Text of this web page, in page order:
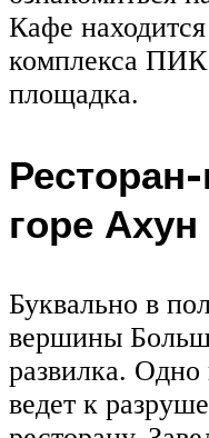
Кафе
комплекса
площадка.
горе Ахун
Буквально в
вершины
развилка. Одно
ведет к